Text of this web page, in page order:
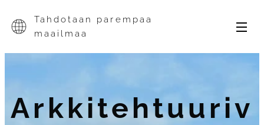
Tahdotaan parempaa
maailmaa
Arkkitehtuuriv